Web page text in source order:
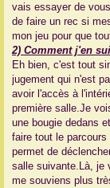
vais essayer de
de faire un rec si
mon jeu pour que
2) Comment j'en
Eh bien, c'est tout
jugement qui n'est
avoir l'accès à
première salle.Je
une bougie dedans
faire tout le
permet de
salle suivante.Là, je
me souviens plus